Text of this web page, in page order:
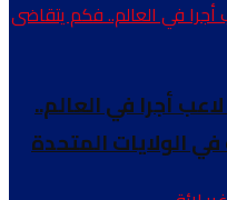
الولايات المتحدة
أجرا في العالم..